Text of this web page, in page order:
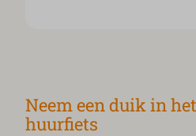
Neem een duik in
huurfiets